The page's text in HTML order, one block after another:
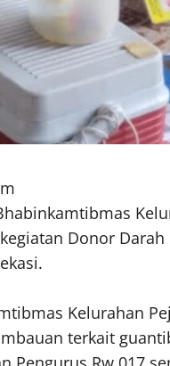
Donor
Kelurahan
terkait